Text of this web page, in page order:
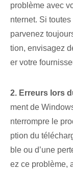
problème avec
nternet. Si
parvenez
tion, envisagez
er votre
2. Erreurs lors
ment de
nterrompre le
ption du
ble ou d’une
ez ce problème,